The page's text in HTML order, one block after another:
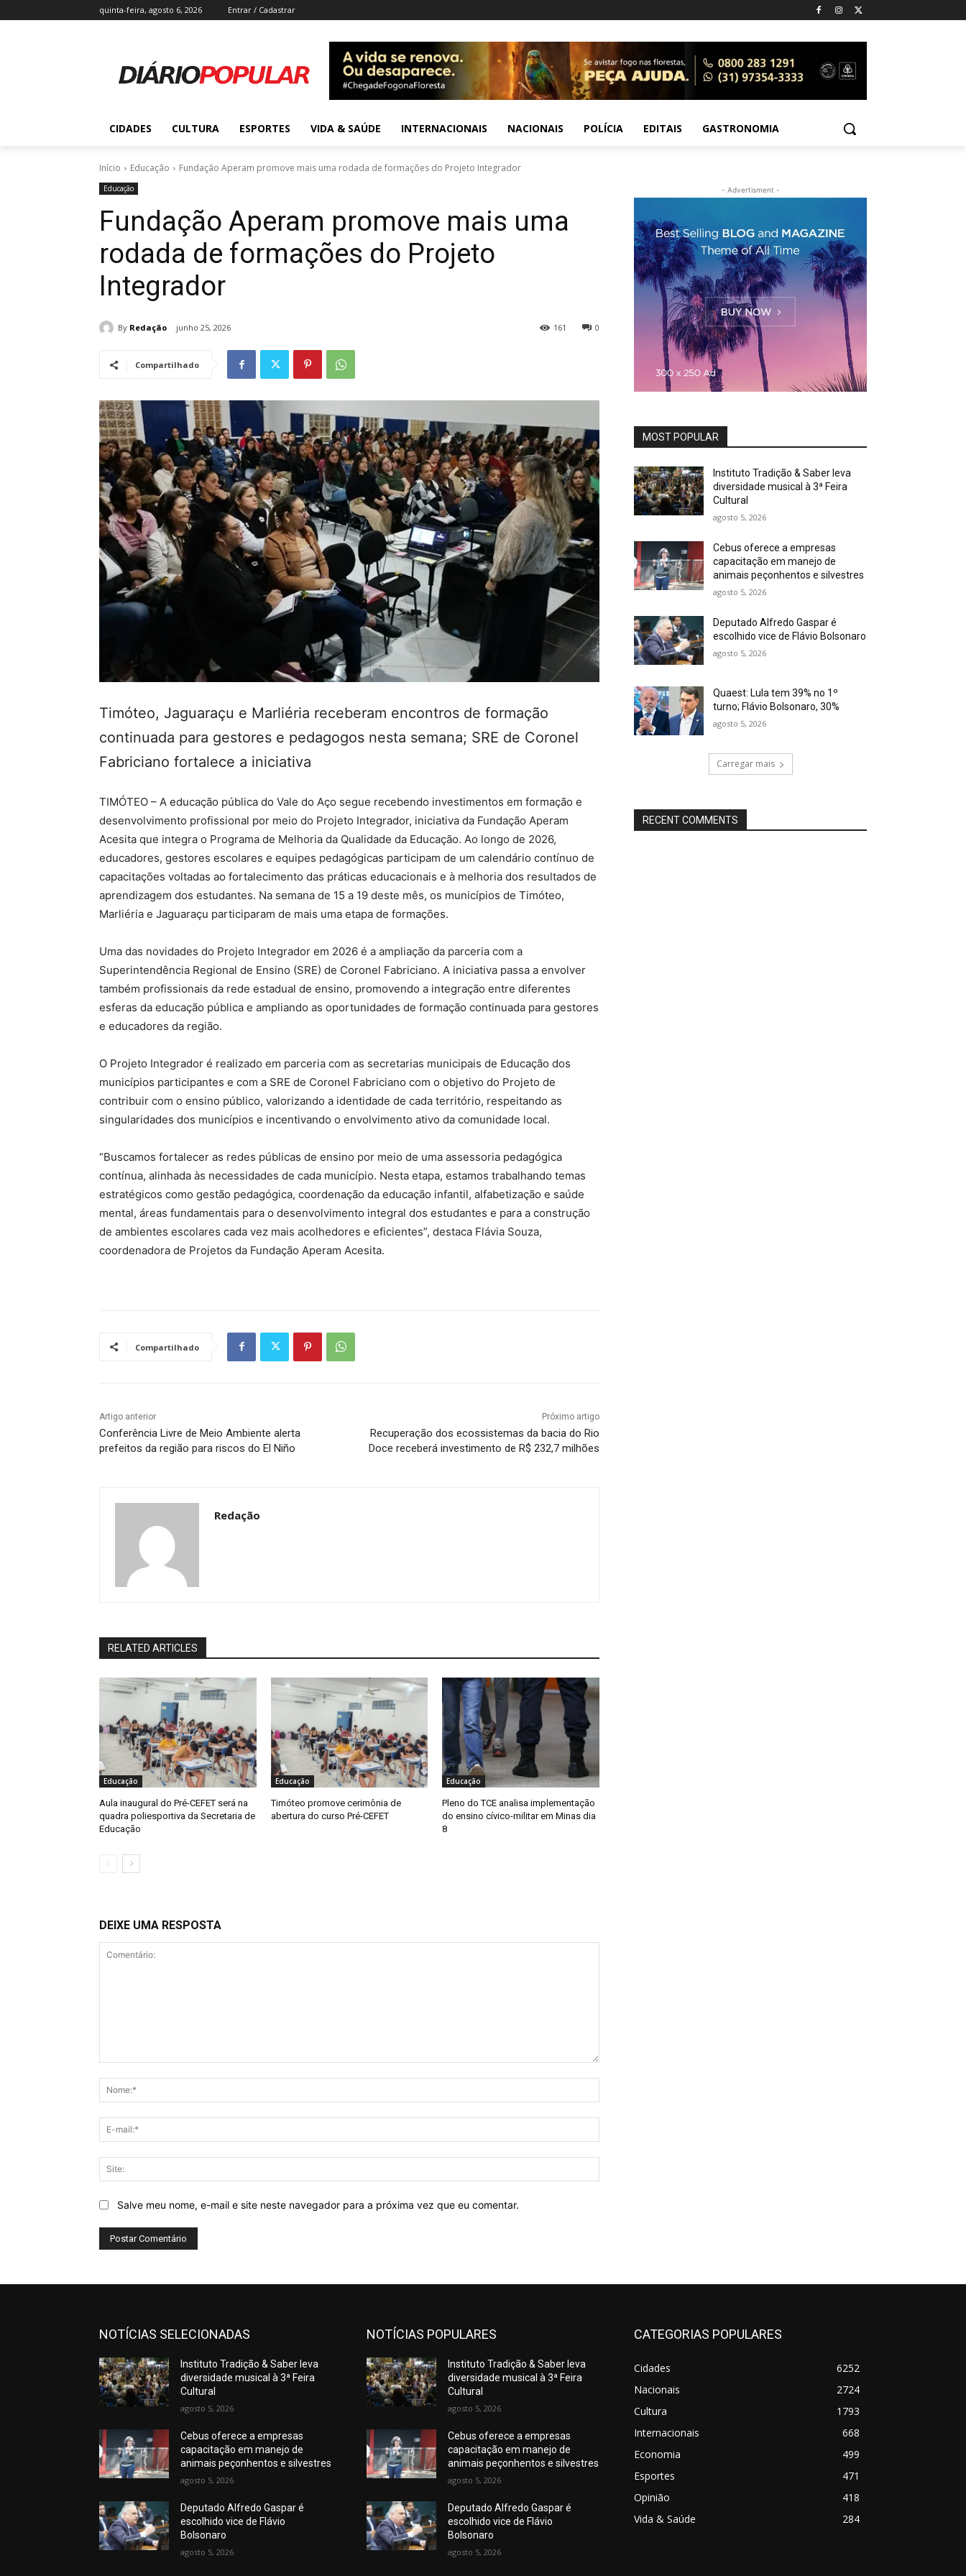
quinta-feira, agosto 6, 2026 Entrar / Cadastrar
CIDADES CULTURA ESPORTES VIDA & SAÚDE INTERNACIONAIS NACIONAIS POLÍCIA EDITAIS GASTRONOMIA
Início Educação Fundação Aperam promove mais uma rodada de formações do Projeto Integrador
Educação
Fundação Aperam promove mais uma
rodada de formações do Projeto
Integrador
By Redação junho 25, 2026 0
161
Compartilhado
Timóteo, Jaguaraçu e Marliéria receberam encontros de formação
continuada para gestores e pedagogos nesta semana; SRE de Coronel
Fabriciano fortalece a iniciativa
TIMÓTEO – A educação pública do Vale do Aço segue recebendo investimentos em formação e
desenvolvimento profissional por meio do Projeto Integrador, iniciativa da Fundação Aperam
Acesita que integra o Programa de Melhoria da Qualidade da Educação. Ao longo de 2026,
educadores, gestores escolares e equipes pedagógicas participam de um calendário contínuo de
capacitações voltadas ao fortalecimento das práticas educacionais e à melhoria dos resultados de
aprendizagem dos estudantes. Na semana de 15 a 19 deste mês, os municípios de Timóteo,
Marliéria e Jaguaraçu participaram de mais uma etapa de formações.
Uma das novidades do Projeto Integrador em 2026 é a ampliação da parceria com a
Superintendência Regional de Ensino (SRE) de Coronel Fabriciano. A iniciativa passa a envolver
também profissionais da rede estadual de ensino, promovendo a integração entre diferentes
esferas da educação pública e ampliando as oportunidades de formação continuada para gestores
e educadores da região.
O Projeto Integrador é realizado em parceria com as secretarias municipais de Educação dos
municípios participantes e com a SRE de Coronel Fabriciano com o objetivo do Projeto de
contribuir com o ensino público, valorizando a identidade de cada território, respeitando as
singularidades dos municípios e incentivando o envolvimento ativo da comunidade local.
“Buscamos fortalecer as redes públicas de ensino por meio de uma assessoria pedagógica
contínua, alinhada às necessidades de cada município. Nesta etapa, estamos trabalhando temas
estratégicos como gestão pedagógica, coordenação da educação infantil, alfabetização e saúde
mental, áreas fundamentais para o desenvolvimento integral dos estudantes e para a construção
de ambientes escolares cada vez mais acolhedores e eficientes”, destaca Flávia Souza,
coordenadora de Projetos da Fundação Aperam Acesita.
Compartilhado
Artigo anterior
Conferência Livre de Meio Ambiente alerta
prefeitos da região para riscos do El Niño
Próximo artigo
Recuperação dos ecossistemas da bacia do Rio
Doce receberá investimento de R$ 232,7 milhões
Redação
RELATED ARTICLES
Educação
Aula inaugural do Pré-CEFET será na
quadra poliesportiva da Secretaria de
Educação
Educação
Timóteo promove cerimônia de
abertura do curso Pré-CEFET
Educação
Pleno do TCE analisa implementação
do ensino cívico-militar em Minas dia
8
DEIXE UMA RESPOSTA
mail:*
Salve meu nome, e-mail e site neste navegador para a próxima vez que eu comentar.
- Advertisment -
MOST POPULAR
Instituto Tradição & Saber leva
diversidade musical à 3ª Feira
Cultural
agosto 5, 2026
Cebus oferece a empresas
capacitação em manejo de
animais peçonhentos e silvestres
agosto 5, 2026
Deputado Alfredo Gaspar é
escolhido vice de Flávio Bolsonaro
agosto 5, 2026
Quaest: Lula tem 39% no 1º
turno; Flávio Bolsonaro, 30%
agosto 5, 2026
Carregar mais
RECENT COMMENTS
NOTÍCIAS SELECIONADAS
Instituto Tradição & Saber leva
diversidade musical à 3ª Feira
Cultural
agosto 5, 2026
Cebus oferece a empresas
capacitação em manejo de
animais peçonhentos e silvestres
agosto 5, 2026
Deputado Alfredo Gaspar é
escolhido vice de Flávio
Bolsonaro
agosto 5, 2026
NOTÍCIAS POPULARES
Instituto Tradição & Saber leva
diversidade musical à 3ª Feira
Cultural
agosto 5, 2026
Cebus oferece a empresas
capacitação em manejo de
animais peçonhentos e silvestres
agosto 5, 2026
Deputado Alfredo Gaspar é
escolhido vice de Flávio
Bolsonaro
agosto 5, 2026
CATEGORIAS POPULARES
Cidades
6252
Nacionais
2724
Cultura
1793
Internacionais
668
Economia
499
Esportes
471
Opinião
418
Vida & Saúde
284